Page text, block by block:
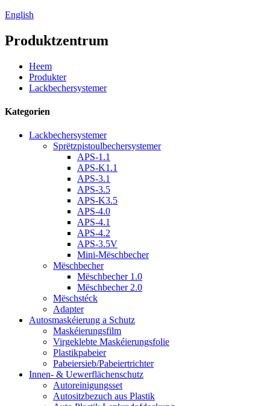
English
Produktzentrum
Heem
Produkter
Lackbechersystemer
Kategorien
Lackbechersystemer
Sprëtzpistoulbechersystemer
APS-1.1
APS-K1.1
APS-3.1
APS-3.5
APS-K3.5
APS-4.0
APS-4.1
APS-4.2
APS-3.5V
Mini-Mëschbecher
Mëschbecher
Mëschbecher 1.0
Mëschbecher 2.0
Mëschstéck
Adapter
Autosmaskéierung a Schutz
Maskéierungsfilm
Virgeklebte Maskéierungsfolie
Plastikpabeier
Pabeiersieb/Pabeiertrichter
Innen- & Uewerflächenschutz
Autoreinigungsset
Autositzbezuch aus Plastik